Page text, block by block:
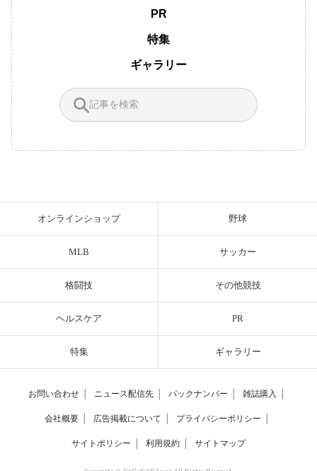
PR
特集
ギャラリー
オンラインショップ 野球
MLB サッカー
格闘技 その他競技
ヘルスケア PR
特集 ギャラリー
お問い合わせ ニュース配信先 バックナンバー 雑誌購入
会社概要 広告掲載について プライバシーポリシー
サイトポリシー 利用規約 サイトマップ